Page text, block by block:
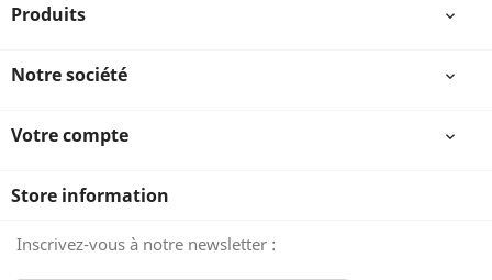
Produits 
Notre société 
Votre compte 
Store information
Inscrivez-vous à notre newsletter :